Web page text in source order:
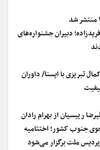
دبیران جشنواره‌های
تبریزی با ایسنا/ داوران
رییسیان از بهرام رادان
جنوب کشور؛ اختتامیه